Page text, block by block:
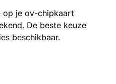
op je ov-chipkaart
De beste keuze
beschikbaar.